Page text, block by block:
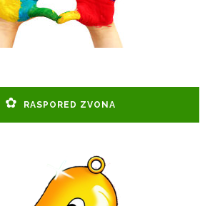
RASPORED ZVONA